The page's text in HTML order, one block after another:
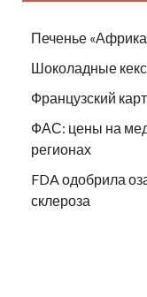
Печенье
Шоколадные
Французский
ФАС: цены на
регионах
FDA одобрила
склероза